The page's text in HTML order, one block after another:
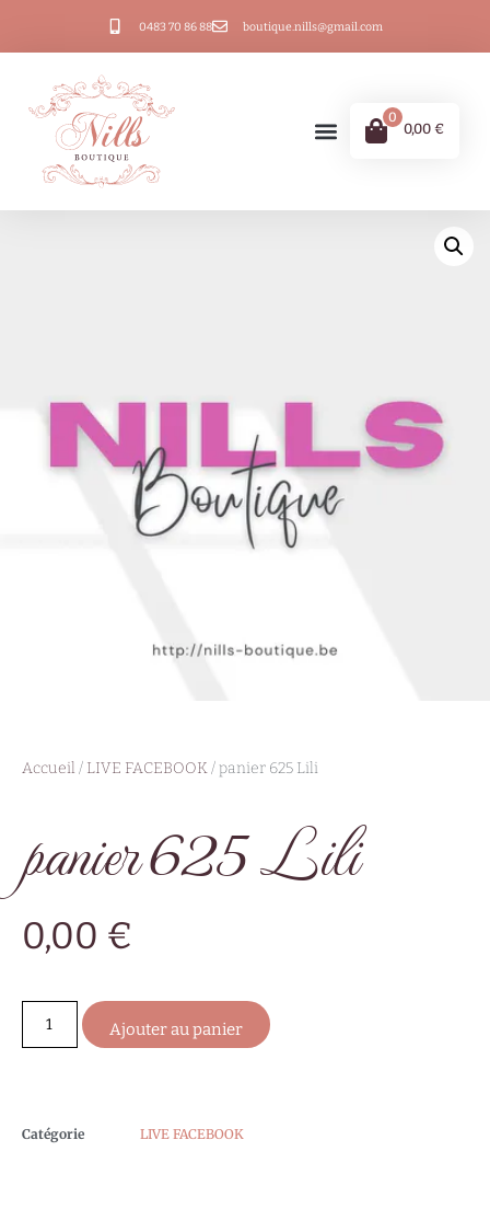
0483 70 86 88 boutique.nills@gmail.com
0
0,00 €
Accueil/ LIVE FACEBOOK/ panier 625 Lili
panier 625 Lili
0,00 €
Ajouter au panier
Catégorie LIVE FACEBOOK